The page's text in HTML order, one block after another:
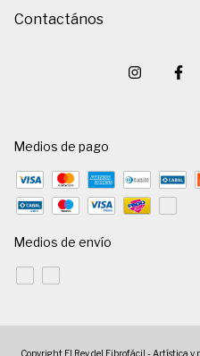
Contactános
Medios de pago
Medios de envío
Copyright El Rey del Fibrofácil - Artística y